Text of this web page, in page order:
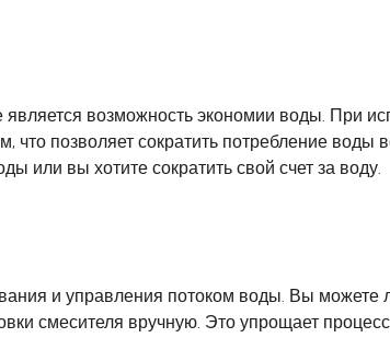
возможность экономии воды. При
позволяет сократить потребление воды
или вы хотите сократить свой счет за воду.
и управления потоком воды. Вы
смесителя вручную. Это упрощает